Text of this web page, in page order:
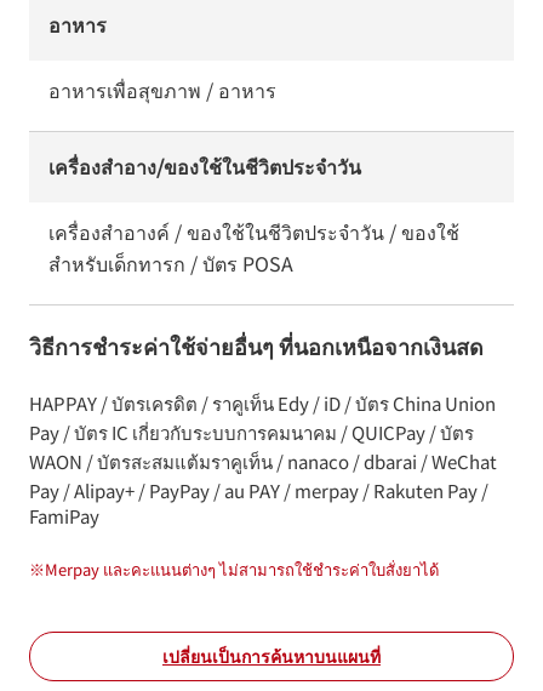
อาหาร
อาหารเพื่อสุขภาพ / อาหาร
เครื่องสำอาง/ของใช้ในชีวิตประจำวัน
เครื่องสำอางค์ / ของใช้ในชีวิตประจำวัน / ของใช้
สำหรับเด็กทารก / บัตร POSA
วิธีการชำระค่าใช้จ่ายอื่นๆ ที่นอกเหนือจากเงินสด
HAPPAY / บัตรเครดิต / ราคูเท็น Edy / iD / บัตร China Union
Pay / บัตร IC เกี่ยวกับระบบการคมนาคม / QUICPay / บัตร
WAON / บัตรสะสมแต้มราคูเท็น / nanaco / dbarai / WeChat
Pay / Alipay+ / PayPay / au PAY / merpay / Rakuten Pay /
FamiPay
※Merpay และคะแนนต่างๆ ไม่สามารถใช้ชำระค่าใบสั่งยาได้
เปลี่ยนเป็นการค้นหาบนแผนที่